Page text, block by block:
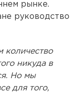
рынке.
руководство
количество
никуда в
Но мы
для того,